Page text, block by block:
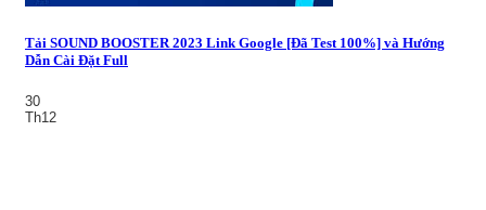
Tải SOUND BOOSTER 2023 Link Google [Đã Test 100%] và Hướng
Dẫn Cài Đặt Full
30
Th12